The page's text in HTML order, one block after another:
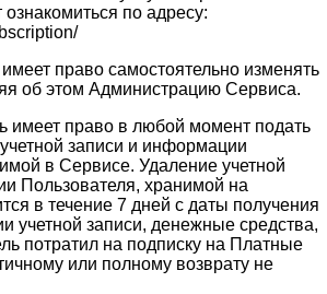
по адресу:
право самостоятельно изменять
об этом Администрацию Сервиса.
имеет право в любой момент подать
записи и информации
в Сервисе. Удаление учетной
Пользователя, хранимой на
в течение 7 дней с даты получения
учетной записи, денежные средства,
потратил на подписку на Платные
или полному возврату не